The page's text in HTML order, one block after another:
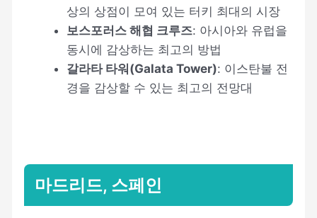
상의 상점이 모여 있는 터키 최대의 시장
보스포러스 해협 크루즈: 아시아와 유럽을
동시에 감상하는 최고의 방법
갈라타 타워(Galata Tower): 이스탄불 전
경을 감상할 수 있는 최고의 전망대
마드리드, 스페인